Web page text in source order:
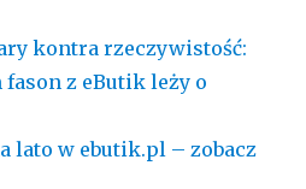
kontra rzeczywistość:
fason z eButik leży o
lato w ebutik.pl – zobacz